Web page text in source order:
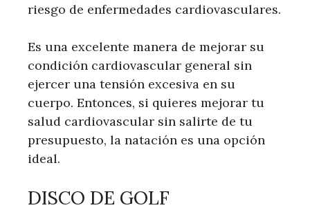
riesgo de enfermedades cardiovasculares.
Es una excelente manera de mejorar su
condición cardiovascular general sin
ejercer una tensión excesiva en su
cuerpo. Entonces, si quieres mejorar tu
salud cardiovascular sin salirte de tu
presupuesto, la natación es una opción
ideal.
DISCO DE GOLF